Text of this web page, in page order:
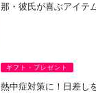
那・彼氏が喜ぶアイテ
ギフト・プレゼント
熱中症対策に！日差し